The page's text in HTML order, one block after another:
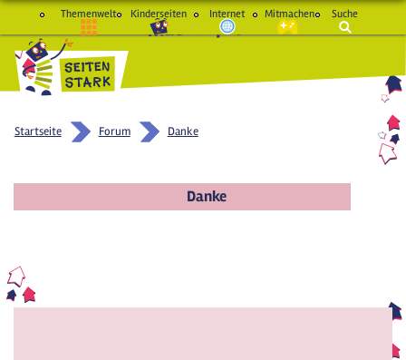
Themenwelt Kinderseiten Internet Mitmachen Suche
macht Spaß und schlau
Startseite Forum Danke
Danke